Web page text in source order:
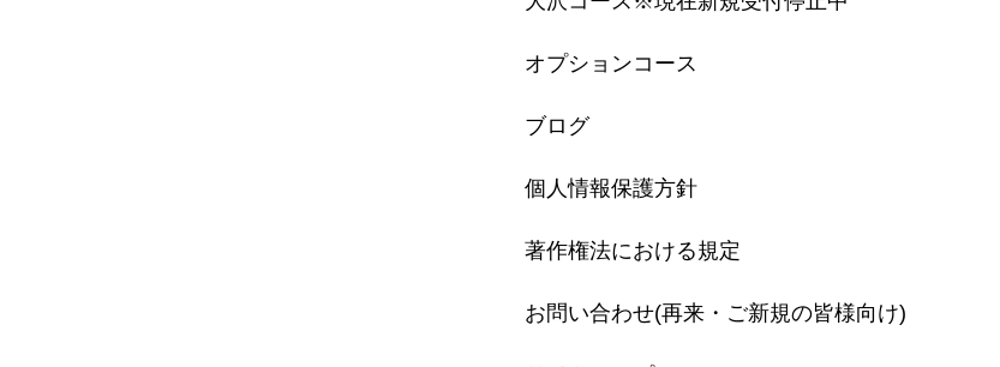
オプションコース
ブログ
個人情報保護方針
著作権法における規定
お問い合わせ(再来・ご新規の皆様向け)